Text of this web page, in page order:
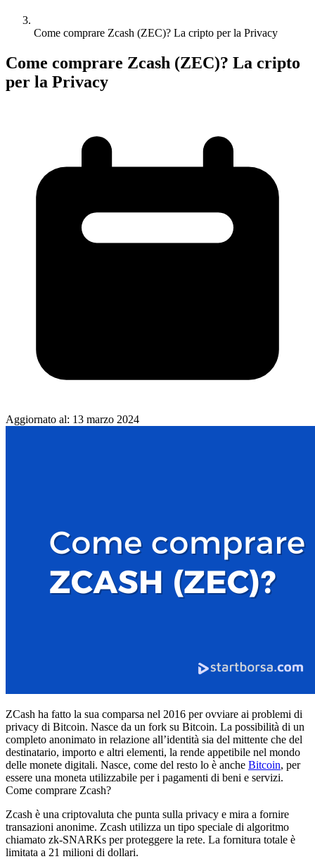
Come comprare Zcash (ZEC)? La cripto per la Privacy
Come comprare Zcash (ZEC)? La cripto
per la Privacy
Aggiornato al: 13 marzo 2024
ZCash ha fatto la sua comparsa nel 2016 per ovviare ai problemi di
privacy di Bitcoin. Nasce da un fork su Bitcoin. La possibilità di un
completo anonimato in relazione all’identità sia del mittente che del
destinatario, importo e altri elementi, la rende appetibile nel mondo
delle monete digitali. Nasce, come del resto lo è anche Bitcoin, per
essere una moneta utilizzabile per i pagamenti di beni e servizi.
Come comprare Zcash?
Zcash è una criptovaluta che punta sulla privacy e mira a fornire
transazioni anonime. Zcash utilizza un tipo speciale di algoritmo
chiamato zk-SNARKs per proteggere la rete. La fornitura totale è
limitata a 21 milioni di dollari.